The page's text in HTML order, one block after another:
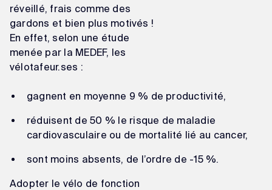
réveillé, frais comme des
gardons et bien plus motivés !
En effet, selon une étude
menée par la MEDEF, les
vélotafeur.ses :
gagnent en moyenne 9 % de productivité,
réduisent de 50 % le risque de maladie
cardiovasculaire ou de mortalité lié au cancer,
sont moins absents, de l’ordre de -15 %.
Adopter le vélo de fonction